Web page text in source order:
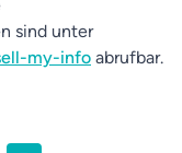
sind unter
my-info abrufbar.